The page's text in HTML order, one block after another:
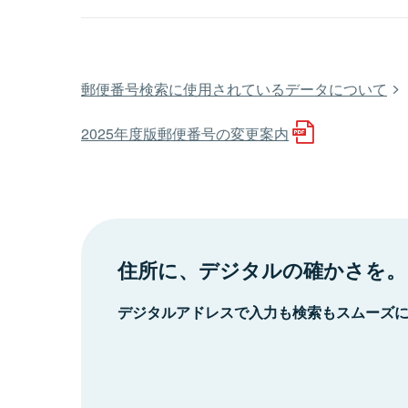
郵便番号検索に使用されているデータについて
2025年度版郵便番号の変更案内
住所に、デジタルの確かさを。
デジタルアドレスで入力も検索もスムーズ